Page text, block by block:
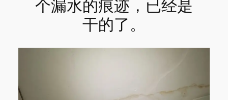
个漏水的痕迹，已经是
干的了。